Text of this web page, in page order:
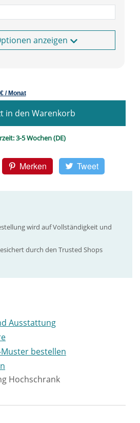
Ausstattung
bestellen
Hochschrank
anzeigen
in den Warenkorb
3-5 Wochen (DE)
Merken Tweet
wird auf Vollständigkeit und
durch den Trusted Shops